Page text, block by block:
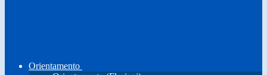
Orientamento